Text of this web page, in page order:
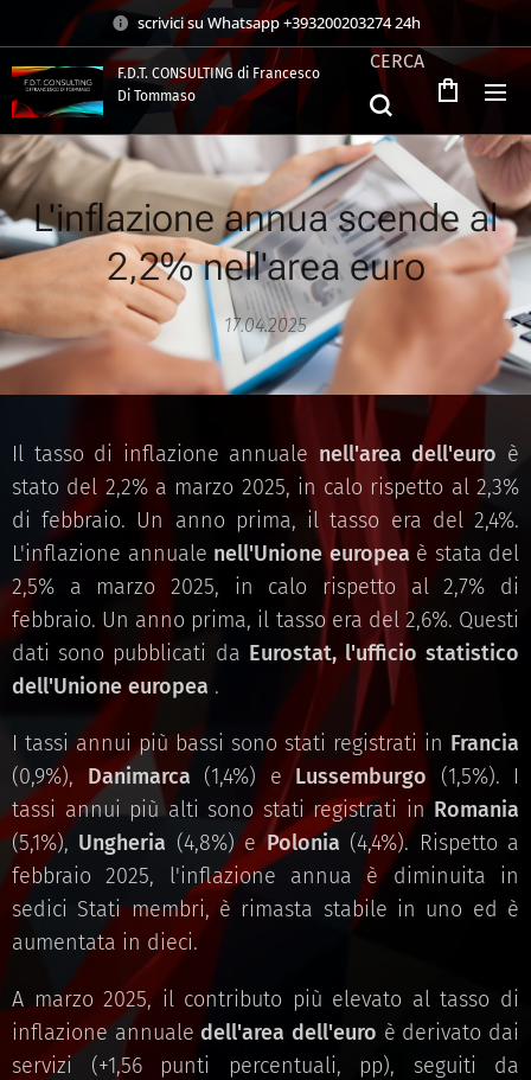
scrivici su Whatsapp +393200203274 24h
F.D.T. CONSULTING di Francesco
Di Tommaso
CERCA
L'inflazione annua scende al
2,2% nell'area euro
17.04.2025
Il tasso di inflazione annuale nell'area dell'euro è
stato del 2,2% a marzo 2025, in calo rispetto al 2,3%
di febbraio. Un anno prima, il tasso era del 2,4%.
L'inflazione annuale nell'Unione europea è stata del
2,5% a marzo 2025, in calo rispetto al 2,7% di
febbraio. Un anno prima, il tasso era del 2,6%. Questi
dati sono pubblicati da Eurostat, l'ufficio statistico
dell'Unione europea .
I tassi annui più bassi sono stati registrati in Francia
(0,9%), Danimarca (1,4%) eLussemburgo (1,5%). I
tassi annui più alti sono stati registrati in Romania
(5,1%), Ungheria (4,8%) ePolonia (4,4%). Rispetto a
febbraio 2025, l'inflazione annua è diminuita in
sedici Stati membri, è rimasta stabile in uno ed è
aumentata in dieci.
A marzo 2025, il contributo più elevato al tasso di
inflazione annuale dell'area dell'euro è derivato dai
servizi (+1,56 punti percentuali, pp), seguiti da